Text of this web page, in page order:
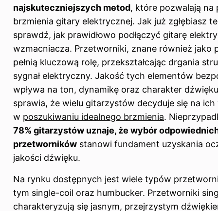
najskuteczniejszych metod, które pozwalają na
brzmienia gitary elektrycznej. Jak już zgłębiasz
sprawdź, jak prawidłowo podłączyć gitarę
wzmacniacza. Przetworniki, znane również jako
pełnią kluczową rolę, przekształcając drgania
sygnał elektryczny. Jakość tych elementów
wpływa na ton, dynamikę oraz charakter
sprawia, że wielu gitarzystów decyduje się na ich
w poszukiwaniu idealnego brzmienia.
78% gitarzystów uznaje, że wybór
przetworników stanowi fundament uzyskania
jakości dźwięku.
Na rynku dostępnych jest wiele typów
tym single-coil oraz humbucker. Przetworniki
charakteryzują się jasnym, przejrzystym